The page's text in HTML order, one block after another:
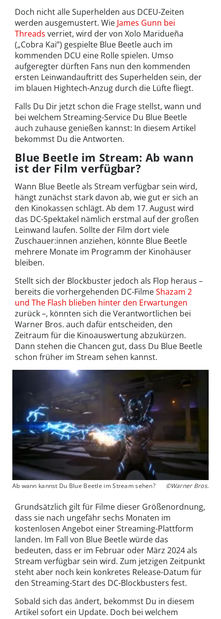
Doch nicht alle Superhelden aus DCEU-Zeiten
werden ausgemustert. Wie James Gunn bei
Threads verriet, wird der von Xolo Maridueña
(„Cobra Kai”) gespielte Blue Beetle auch im
kommenden DCU eine Rolle spielen. Umso
aufgeregter dürften Fans nun den kommenden
ersten Leinwandauftritt des Superhelden sein, der
im blauen Hightech-Anzug durch die Lüfte fliegt.
Falls Du Dir jetzt schon die Frage stellst, wann und
bei welchem Streaming-Service Du Blue Beetle
auch zuhause genießen kannst: In diesem Artikel
bekommst Du die Antworten.
Blue Beetle im Stream: Ab wann
ist der Film verfügbar?
Wann Blue Beetle als Stream verfügbar sein wird,
hängt zunächst stark davon ab, wie gut er sich an
den Kinokassen schlägt. Ab dem 17. August wird
das DC-Spektakel nämlich erstmal auf der großen
Leinwand laufen. Sollte der Film dort viele
Zuschauer:innen anziehen, könnte Blue Beetle
mehrere Monate im Programm der Kinohäuser
bleiben.
Stellt sich der Blockbuster jedoch als Flop heraus –
bereits die vorhergehenden DC-FilmeShazam 2
und The Flash blieben hinter den Erwartungen
zurück –, könnten sich die Verantwortlichen bei
Warner Bros. auch dafür entscheiden, den
Zeitraum für die Kinoauswertung abzukürzen.
Dann stehen die Chancen gut, dass Du Blue Beetle
schon früher im Stream sehen kannst.
Ab wann kannst Du Blue Beetle im Stream sehen? ©Warner Bros.
Grundsätzlich gilt für Filme dieser Größenordnung,
dass sie nach ungefähr sechs Monaten im
kostenlosen Angebot einer Streaming-Plattform
landen. Im Fall von Blue Beetle würde das
bedeuten, dass er im Februar oder März 2024 als
Stream verfügbar sein wird. Zum jetzigen Zeitpunkt
steht aber noch kein konkretes Release-Datum für
den Streaming-Start des DC-Blockbusters fest.
Sobald sich das ändert, bekommst Du in diesem
Artikel sofort ein Update. Doch bei welchem